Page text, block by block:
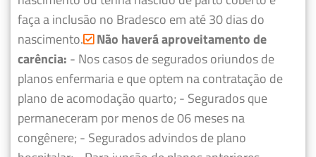
faça a inclusão no Bradesco em até 30 dias do
nascimento. Não haverá aproveitamento de
carência: - Nos casos de segurados oriundos de
planos enfermaria e que optem na contratação de
plano de acomodação quarto; - Segurados que
permaneceram por menos de 06 meses na
congênere; - Segurados advindos de plano